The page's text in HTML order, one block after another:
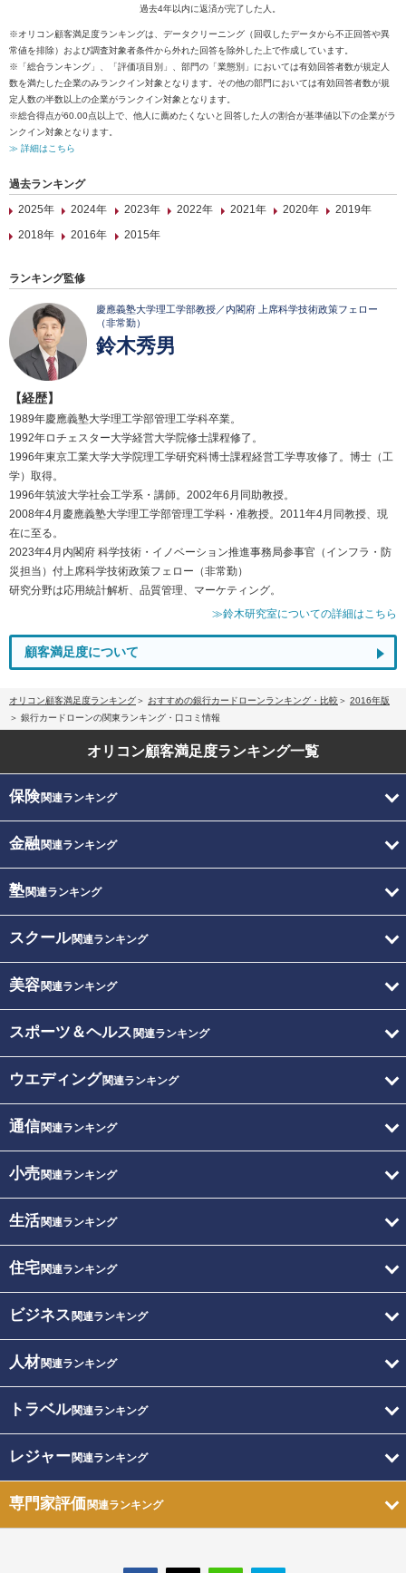
過去4年以内に返済が完了した人。
※オリコン顧客満足度ランキングは、データクリーニング（回収したデータから不正回答や異
常値を排除）および調査対象者条件から外れた回答を除外した上で作成しています。
※「総合ランキング」、「評価項目別」、部門の「業態別」においては有効回答者数が規定人
数を満たした企業のみランクイン対象となります。その他の部門においては有効回答者数が規
定人数の半数以上の企業がランクイン対象となります。
※総合得点が60.00点以上で、他人に薦めたくないと回答した人の割合が基準値以下の企業がラ
ンクイン対象となります。
≫ 詳細はこちら
過去ランキング
2025年
2024年 2023年 2022年 2021年 2020年
2019年
2018年
2016年 2015年
ランキング監修
慶應義塾大学理工学部教授／内閣府 上席科学技術政策フェロー
（非常勤）
鈴木秀男
【経歴】
1989年慶應義塾大学理工学部管理工学科卒業。
1992年ロチェスター大学経営大学院修士課程修了。
1996年東京工業大学大学院理工学研究科博士課程経営工学専攻修了。博士（工
学）取得。
1996年筑波大学社会工学系・講師。2002年6月同助教授。
2008年4月慶應義塾大学理工学部管理工学科・准教授。2011年4月同教授、現
在に至る。
2023年4月内閣府 科学技術・イノベーション推進事務局参事官（インフラ・防
災担当）付上席科学技術政策フェロー（非常勤）
研究分野は応用統計解析、品質管理、マーケティング。
≫鈴木研究室についての詳細はこちら
顧客満足度について
オリコン顧客満足度ランキング おすすめの銀行カードローンランキング・比較
2016年版
銀行カードローンの関東ランキング・口コミ情報
オリコン顧客満足度ランキング一覧
保険関連ランキング
金融関連ランキング
塾関連ランキング
スクール関連ランキング
美容関連ランキング
スポーツ＆ヘルス 関連ランキング
ウエディング関連ランキング
通信関連ランキング
小売関連ランキング
生活関連ランキング
住宅関連ランキング
ビジネス 関連ランキング
人材関連ランキング
トラベル関連ランキング
レジャー関連ランキング
専門家評価関連ランキング